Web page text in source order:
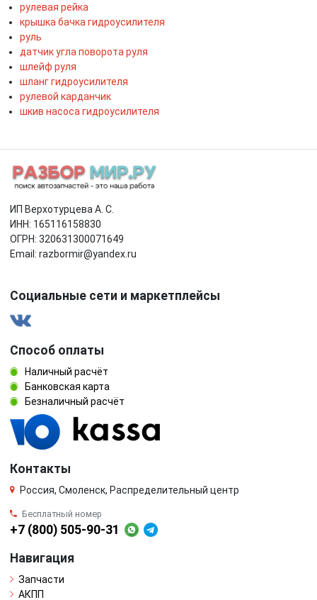
рулевая рейка
крышка бачка гидроусилителя
руль
датчик угла поворота руля
шлейф руля
шланг гидроусилителя
рулевой карданчик
шкив насоса гидроусилителя
ИП Верхотурцева А. С.
ИНН: 165116158830
ОГРН: 320631300071649
Email: razbormir@yandex.ru
Социальные сети и маркетплейсы
Способ оплаты
Наличный расчёт
Банковская карта
Безналичный расчёт
Контакты
Россия, Смоленск, Распределительный центр
Бесплатный номер
+7 (800) 505-90-31
Навигация
Запчасти
АКПП